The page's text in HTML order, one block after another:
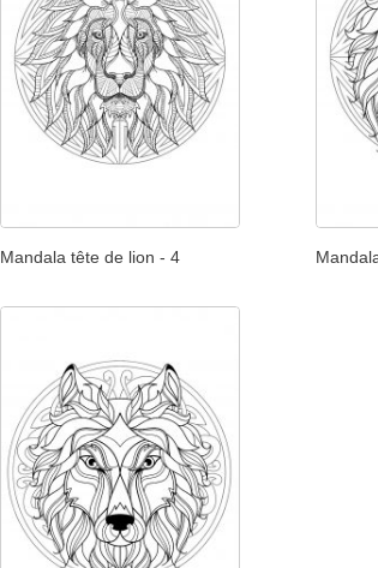
Mandala tête de lion - 4